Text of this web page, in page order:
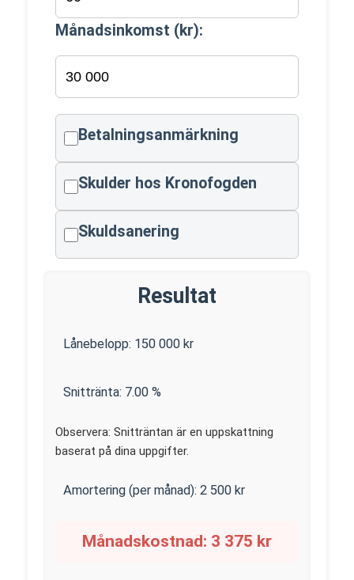
Månadsinkomst (kr):
Betalningsanmärkning
Skulder hos Kronofogden
Skuldsanering
Resultat
Lånebelopp: 150 000 kr
Snittränta: 7.00 %
Observera: Snitträntan är en uppskattning
baserat på dina uppgifter.
Amortering (per månad): 2 500 kr
Månadskostnad: 3 375 kr